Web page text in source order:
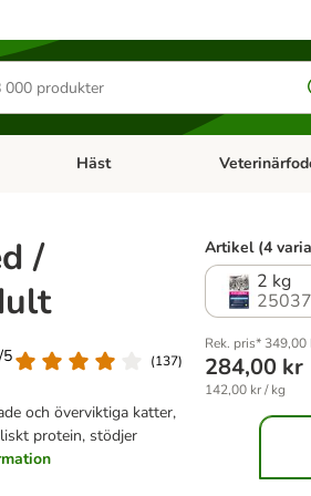
menu: FiskOpen category menu: Fågel
Häst Open category
/
5
(137)
och överviktiga katter,
protein, stödjer
Artikel (4
2 kg
Rek. pris* 349,00
284,00 kr
142,00 kr / kg